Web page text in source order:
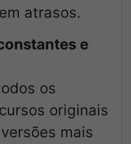
atrasos.
e
os
originais
mais